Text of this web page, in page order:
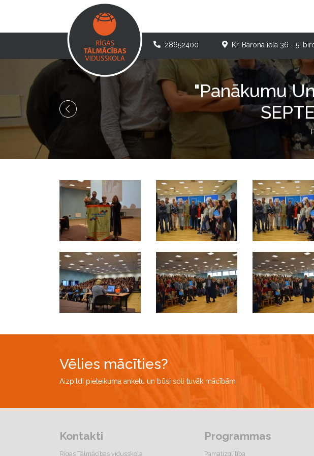
28652400 Kr. Barona iela 36 - 5.
"Panākumu
Vēlies mācīties?
Aizpildi pieteikuma anketu un būsi soli tuvāk mācībām
Kontakti
Rīgas Tālmācības vidusskola
Programmas
Pamatizglītība